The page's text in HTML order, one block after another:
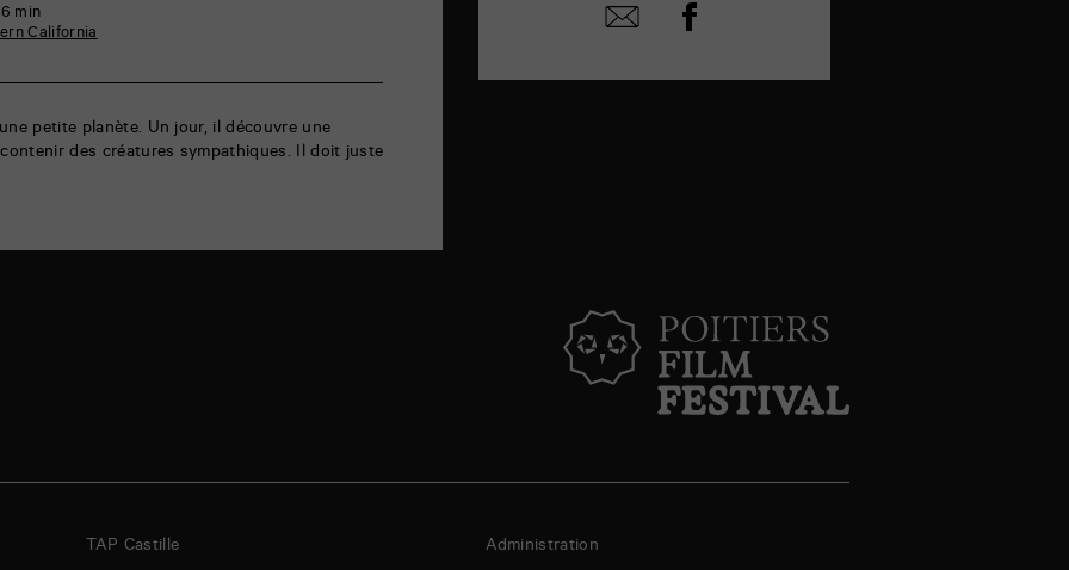
min
California
petite planète. Un jour, il découvre une
des créatures sympathiques. Il doit juste
Partager
par
Partager
sur
TAP Castille Administration